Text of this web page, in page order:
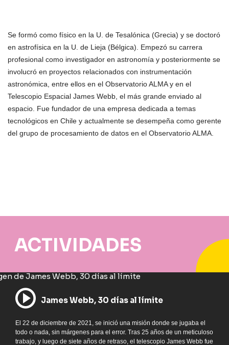
Se formó como físico en la U. de Tesalónica (Grecia) y se doctoró
en astrofísica en la U. de Lieja (Bélgica). Empezó su carrera
profesional como investigador en astronomía y posteriormente se
involucró en proyectos relacionados con instrumentación
astronómica, entre ellos en el Observatorio ALMA y en el
Telescopio Espacial James Webb, el más grande enviado al
espacio. Fue fundador de una empresa dedicada a temas
tecnológicos en Chile y actualmente se desempeña como gerente
del grupo de procesamiento de datos en el Observatorio ALMA.
ACTIVIDADES
James Webb, 30 días al límite
El 22 de diciembre de 2021, se inició una misión donde se jugaba el
todo o nada, sin márgenes para el error. Tras 25 años de un meticuloso
trabajo, y luego de siete años de retraso, el telescopio James Webb fue